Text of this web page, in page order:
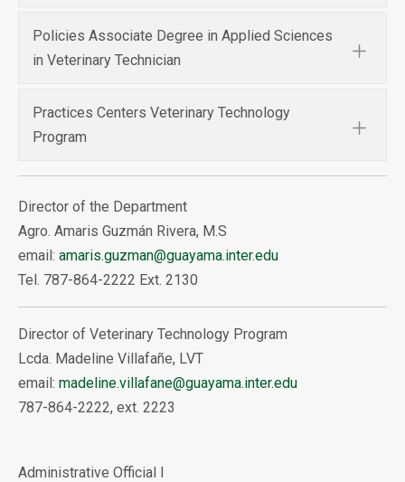
Policies Associate Degree in Applied Sciences
in Veterinary Technician
Practices Centers Veterinary Technology
Program
Director of the Department
Agro. Amaris Guzmán Rivera, M.S
email: amaris.guzman@guayama.inter.edu
Tel. 787-864-2222 Ext. 2130
Director of Veterinary Technology Program
Lcda. Madeline Villafañe, LVT
email: madeline.villafane@guayama.inter.edu
787-864-2222, ext. 2223
Administrative Official I